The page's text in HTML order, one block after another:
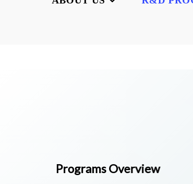
Programs Overview